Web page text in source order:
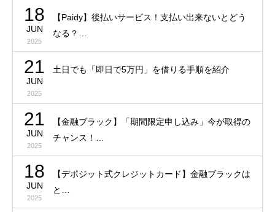
18
JUN
2025
【Paidy】後払いサービス！支払い出来ないとどう
なる？…
21
JUN
2025
土日でも「即日で5万円」を借りる手順を紹介
21
JUN
2025
【金融ブラック】「期間限定申し込み」今が取得の
チャンス！…
18
JUN
2025
【デポジット式クレジットカード】金融ブラックは
と…